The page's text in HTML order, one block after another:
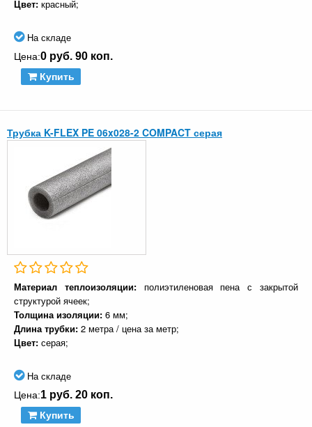
Цвет: красный;
На складе
Цена:0 руб. 90 коп.
Купить
Трубка K-FLEX PE 06x028-2 COMPACT серая
Материал теплоизоляции: полиэтиленовая пена с закрытой
структурой ячеек;
Толщина изоляции: 6 мм;
Длина трубки: 2 метра / цена за метр;
Цвет: серая;
На складе
Цена:1 руб. 20 коп.
Купить